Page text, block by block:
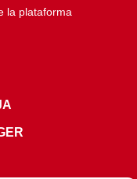
la plataforma